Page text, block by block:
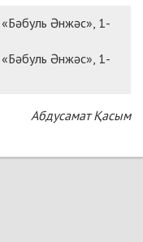
Әнжәс», 1-
Әнжәс», 1-
Абдусамат Қасым